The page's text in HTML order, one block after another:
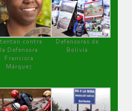
contra
la Defensora
Francisca
Márquez
Defensoras de
Bolivia